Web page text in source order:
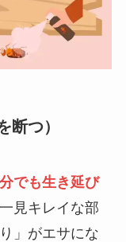
つ）
でも生き延び
見キレイな部
」がエサにな